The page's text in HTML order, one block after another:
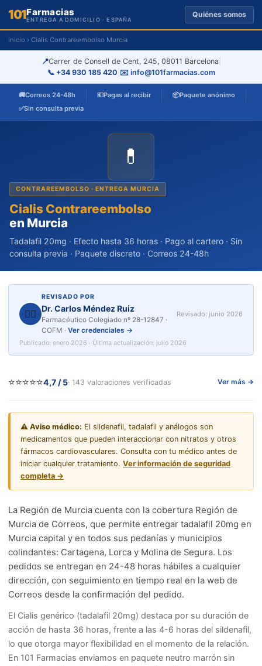
101Farmacias
ENTREGA A DOMICILIO · ESPAÑA
Quiénes somos
Inicio › Cialis Contrareembolso Murcia
📍Carrer de Consell de Cent, 245, 08011 Barcelona
📞 +34 930 185 420 ✉️ info@101farmacias.com
🚚Correos 24-48h 💶Pagas al recibir 📦Paquete anónimo
✅Sin consulta previa
💊
CONTRAREEMBOLSO · ENTREGA MURCIA
Cialis Contrareembolso
en Murcia
Tadalafil 20mg · Efecto hasta 36 horas · Pago al cartero · Sin
consulta previa · Paquete discreto · Correos 24-48h
👨‍⚕️
REVISADO POR
Dr. Carlos Méndez Ruiz
Farmacéutico Colegiado nº 28-12847 ·
COFM · Ver credenciales →
Revisado: junio 2026
Publicado: enero 2026 · Última actualización: julio 2026
⭐⭐⭐⭐⭐4,7 / 5· 143 valoraciones verificadas Ver más →
⚠️ Aviso médico: El sildenafil, tadalafil y análogos son
medicamentos que pueden interaccionar con nitratos y otros
fármacos cardiovasculares. Consulta con tu médico antes de
iniciar cualquier tratamiento. Ver información de seguridad
completa →
La Región de Murcia cuenta con la cobertura Región de
Murcia de Correos, que permite entregar tadalafil 20mg en
Murcia capital y en todos sus pedanías y municipios
colindantes: Cartagena, Lorca y Molina de Segura. Los
pedidos se entregan en 24-48 horas hábiles a cualquier
dirección, con seguimiento en tiempo real en la web de
Correos desde la confirmación del pedido.
El Cialis genérico (tadalafil 20mg) destaca por su duración de
acción de hasta 36 horas, frente a las 4-6 horas del sildenafil,
lo que otorga mayor flexibilidad en el momento de la relación.
En 101 Farmacias enviamos en paquete neutro marrón sin